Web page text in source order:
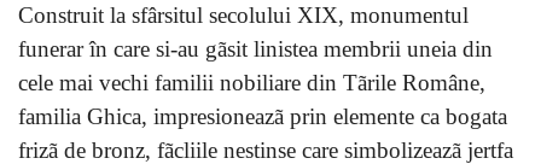
Construit la sfârsitul secolului XIX, monumentul
funerar în care si-au gãsit linistea membrii uneia din
cele mai vechi familii nobiliare din Tãrile Române,
familia Ghica, impresioneazã prin elemente ca bogata
frizã de bronz, fãcliile nestinse care simbolizeazã jertfa